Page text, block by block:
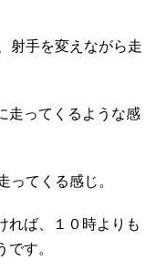
射手を変えながら走
走ってくるような感
ってくる感じ。
れば、１０時よりも
す。